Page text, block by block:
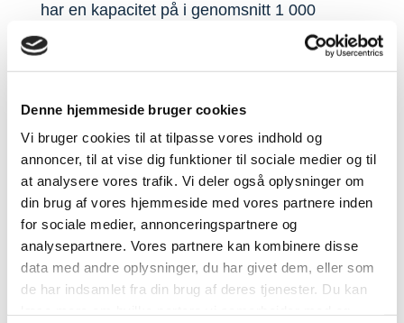
Denne hjemmeside bruger cookies
Vi bruger cookies til at tilpasse vores indhold og
annoncer, til at vise dig funktioner til sociale medier og til
at analysere vores trafik. Vi deler også oplysninger om
din brug af vores hjemmeside med vores partnere inden
for sociale medier, annonceringspartnere og
analysepartnere. Vores partnere kan kombinere disse
data med andre oplysninger, du har givet dem, eller som
de har indsamlet fra din brug af deres tjenester. Du kan
har en kapacitet på i genomsnitt 1 000
enheter per dag.
Exempel på järn i
vardagen:
Byggmaterial – balk, plåt och durk
Rör och stänger
Ventilations rör
Tåg skenor
Stål fälgar